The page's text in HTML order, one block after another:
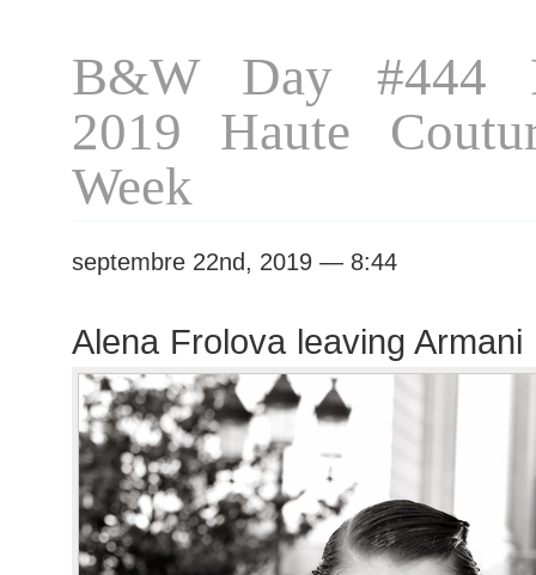
B&W Day #444
2019 Haute
Week
septembre 22nd, 2019 — 8:44
Alena Frolova leaving